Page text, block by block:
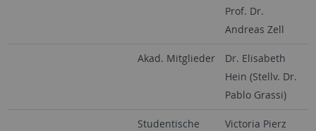
Prof. Dr.
Andreas Zell
Akad. Mitglieder
Dr. Elisabeth
Hein (Stellv. Dr.
Pablo Grassi)
Studentische
Victoria Pierz